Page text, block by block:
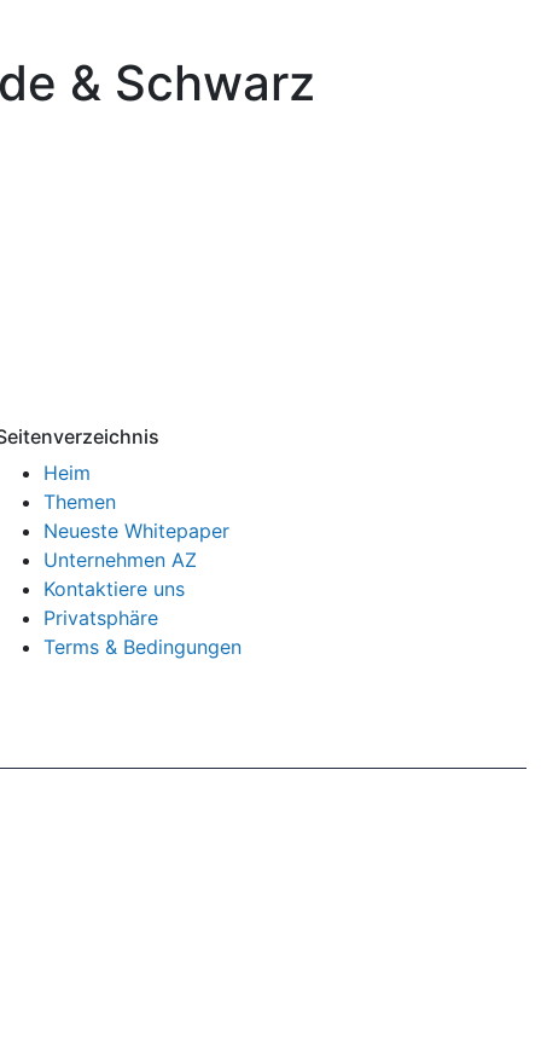
& Schwarz
Heim
Themen
Neueste Whitepaper
Unternehmen AZ
Kontaktiere uns
Privatsphäre
Terms & Bedingungen